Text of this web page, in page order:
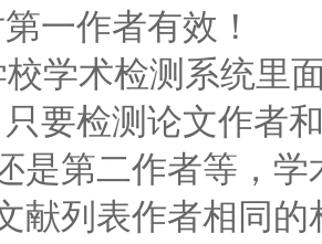
一作者有效！
学术检测系统里
只要检测论文作者
是第二作者等，
献列表作者相同的